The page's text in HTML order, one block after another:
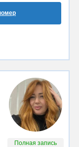
Полная запись